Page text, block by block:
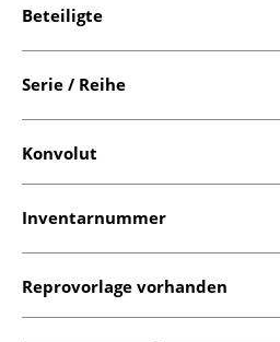
Beteiligte
Serie / Reihe
Konvolut
Inventarnummer
Reprovorlage vorhanden